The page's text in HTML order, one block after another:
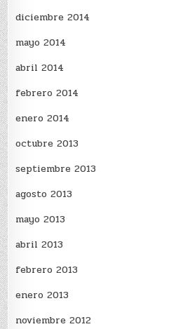
diciembre 2014
mayo 2014
abril 2014
febrero 2014
enero 2014
octubre 2013
septiembre 2013
agosto 2013
mayo 2013
abril 2013
febrero 2013
enero 2013
noviembre 2012